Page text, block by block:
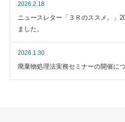
2026.2.18
ニュースレター「３Ｒのススメ。」
ました。
2026.1.30
廃棄物処理法実務セミナーの開催に